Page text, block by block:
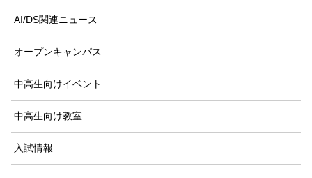
AI/DS関連ニュース
オープンキャンパス
中高生向けイベント
中高生向け教室
入試情報